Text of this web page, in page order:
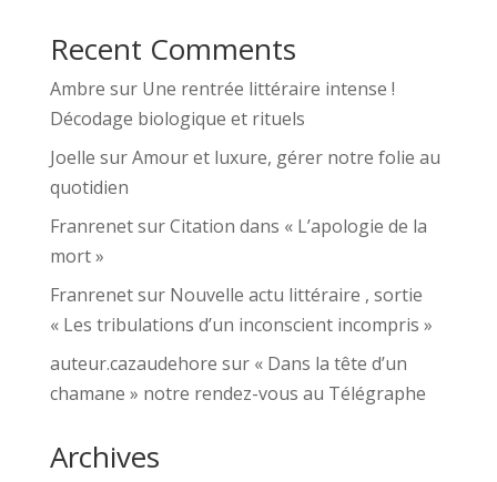
Recent Comments
Ambre sur Une rentrée littéraire intense !
Décodage biologique et rituels
Joelle surAmour et luxure, gérer notre folie au
quotidien
FranrenetsurCitation dans « L’apologie de la
mort »
Franrenetsur Nouvelle actu littéraire , sortie
« Les tribulations d’un inconscient incompris »
auteur.cazaudehore sur « Dans la tête d’un
chamane » notre rendez-vous au Télégraphe
Archives